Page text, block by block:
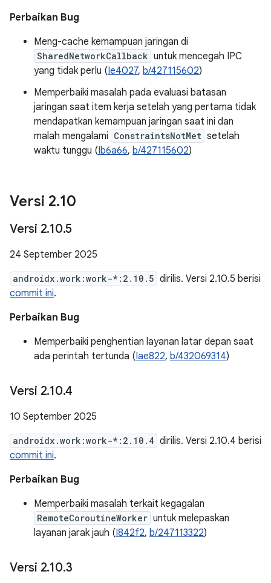
Perbaikan Bug
Meng-cache kemampuan jaringan di
SharedNetworkCallback untuk mencegah IPC
yang tidak perlu (Ie4027, b/427115602)
Memperbaiki masalah pada evaluasi batasan
jaringan saat item kerja setelah yang pertama tidak
mendapatkan kemampuan jaringan saat ini dan
malah mengalami ConstraintsNotMet setelah
waktu tunggu (Ib6a66, b/427115602)
Versi 2.10
Versi 2.10.5
24 September 2025
androidx.work:work-*:2.10.5 dirilis. Versi 2.10.5 berisi
commit ini.
Perbaikan Bug
Memperbaiki penghentian layanan latar depan saat
ada perintah tertunda (Iae822, b/432069314)
Versi 2.10.4
10 September 2025
androidx.work:work-*:2.10.4 dirilis. Versi 2.10.4 berisi
commit ini.
Perbaikan Bug
Memperbaiki masalah terkait kegagalan
RemoteCoroutineWorker untuk melepaskan
layanan jarak jauh (I842f2, b/247113322)
Versi 2.10.3